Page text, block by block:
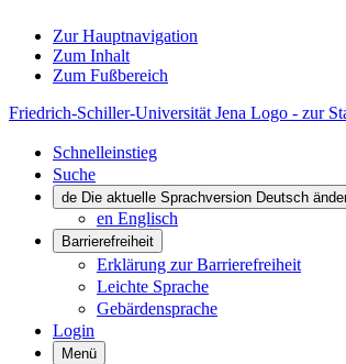
Zur Hauptnavigation
Zum Inhalt
Zum Fußbereich
Friedrich-Schiller-Universität Jena Logo - zur
Schnelleinstieg
Suche
de Die aktuelle Sprachversion Deutsch
en Englisch
Barrierefreiheit
Erklärung zur Barrierefreiheit
Leichte Sprache
Gebärdensprache
Login
Menü